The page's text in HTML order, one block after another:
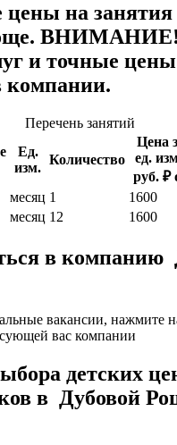
на занятия
и точные цены
компании.
Перечень занятий
Ед.
изм.
Количество
Цена
ед.
руб. ₽
месяц 1 1600
месяц 12 1600
в компанию
вакансии, нажмите
вас компании
детских
в Дубовой